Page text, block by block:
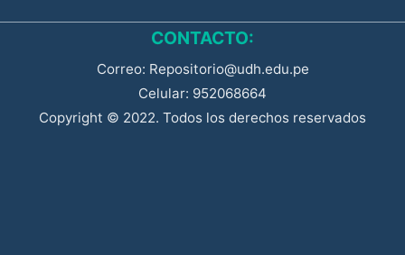
CONTACTO:
Correo: Repositorio@udh.edu.pe
Celular: 952068664
Copyright © 2022. Todos los derechos reservados